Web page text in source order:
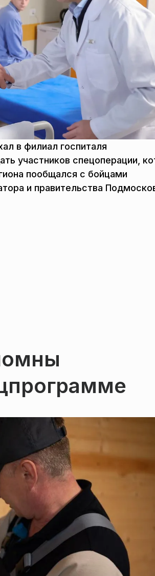
в филиал госпиталя
участников спецоперации,
пообщался с бойцами
и правительства